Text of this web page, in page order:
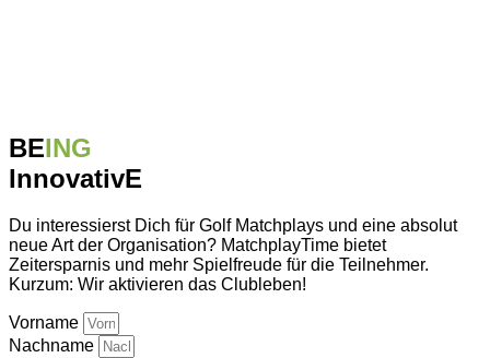
BEING
InnovativE
Du interessierst Dich für Golf Matchplays und eine absolut
neue Art der Organisation? MatchplayTime bietet
Zeitersparnis und mehr Spielfreude für die Teilnehmer.
Kurzum: Wir aktivieren das Clubleben!
Vorname
Nachname